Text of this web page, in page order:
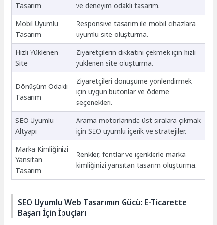
Tasarım
ve deneyim odaklı tasarım.
Mobil Uyumlu
Tasarım
Responsive tasarım ile mobil cihazlara
uyumlu site oluşturma.
Hızlı Yüklenen
Site
Ziyaretçilerin dikkatini çekmek için hızlı
yüklenen site oluşturma.
Dönüşüm Odaklı
Tasarım
Ziyaretçileri dönüşüme yönlendirmek
için uygun butonlar ve ödeme
seçenekleri.
SEO Uyumlu
Altyapı
Arama motorlarında üst sıralara çıkmak
için SEO uyumlu içerik ve stratejiler.
Marka Kimliğinizi
Yansıtan
Tasarım
Renkler, fontlar ve içeriklerle marka
kimliğinizi yansıtan tasarım oluşturma.
SEO Uyumlu Web Tasarımın Gücü: E-Ticarette
Başarı İçin İpuçları